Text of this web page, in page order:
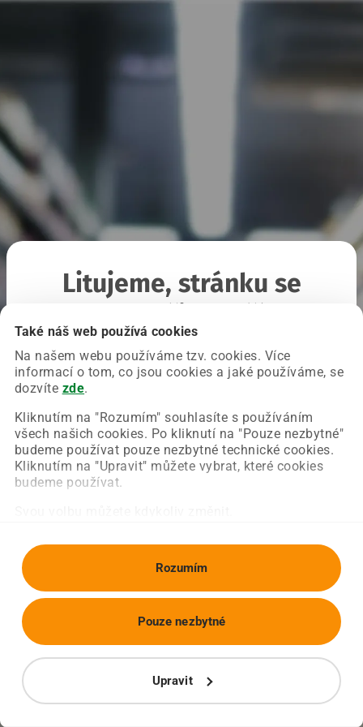
Také náš web používá cookies
Na našem webu používáme tzv. cookies. Více
informací o tom, co jsou cookies a jaké používáme, se
dozvíte zde.
Kliknutím na "Rozumím" souhlasíte s používáním
všech našich cookies. Po kliknutí na "Pouze nezbytné"
budeme používat pouze nezbytné technické cookies.
Kliknutím na "Upravit" můžete vybrat, které cookies
budeme používat.
Rozumím
Upravit
Pouze nezbytné
Litujeme, stránku se
Chyba nastala na naší straně a už ji opravujeme.
Zkuste prosím znovu načíst požadovanou stránku.
Obnovit stránku Úvodní strana